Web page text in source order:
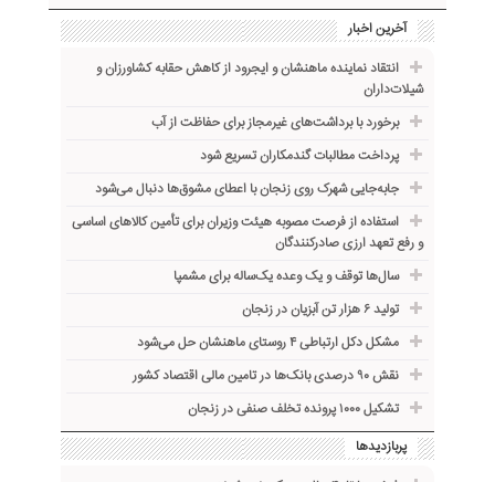
آخرین اخبار
انتقاد نماینده ماهنشان و ایجرود از کاهش حقابه کشاورزان و
شیلات‌داران
برخورد با برداشت‌های غیرمجاز برای حفاظت از آب
پرداخت مطالبات گندمکاران تسریع شود
جابه‌جایی شهرک روی زنجان با اعطای مشوق‌ها دنبال می‌شود
استفاده از فرصت مصوبه هیئت وزیران برای تأمین کالاهای اساسی
و رفع تعهد ارزی صادرکنندگان
سال‌ها توقف و یک وعده یک‌ساله برای مشمپا
تولید ۶ هزار تن آبزیان در زنجان
مشکل دکل ارتباطی ۴ روستای ماهنشان حل می‌شود
نقش ۹۰ درصدی بانک‌ها در تامین مالی اقتصاد کشور
تشکیل ۱۰۰۰ پرونده تخلف صنفی در زنجان
پربازدیدها